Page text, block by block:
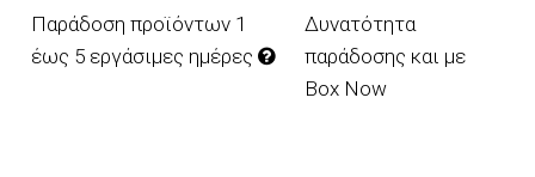
Παράδοση προϊόντων 1
έως 5 εργάσιμες ημέρες
Δυνατότητα
παράδοσης και με
Box Now